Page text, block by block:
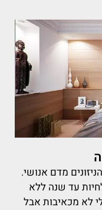
מדם אנושי.
עד שנה ללא
לא מכאיבות אבל